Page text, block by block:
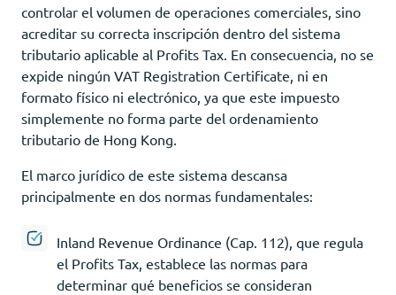
controlar el volumen de operaciones comerciales, sino
acreditar su correcta inscripción dentro del sistema
tributario aplicable al Profits Tax. En consecuencia, no se
expide ningún VAT Registration Certificate, ni en
formato físico ni electrónico, ya que este impuesto
simplemente no forma parte del ordenamiento
tributario de Hong Kong.
El marco jurídico de este sistema descansa
principalmente en dos normas fundamentales:
Inland Revenue Ordinance (Cap. 112), que regula
el Profits Tax, establece las normas para
determinar qué beneficios se consideran